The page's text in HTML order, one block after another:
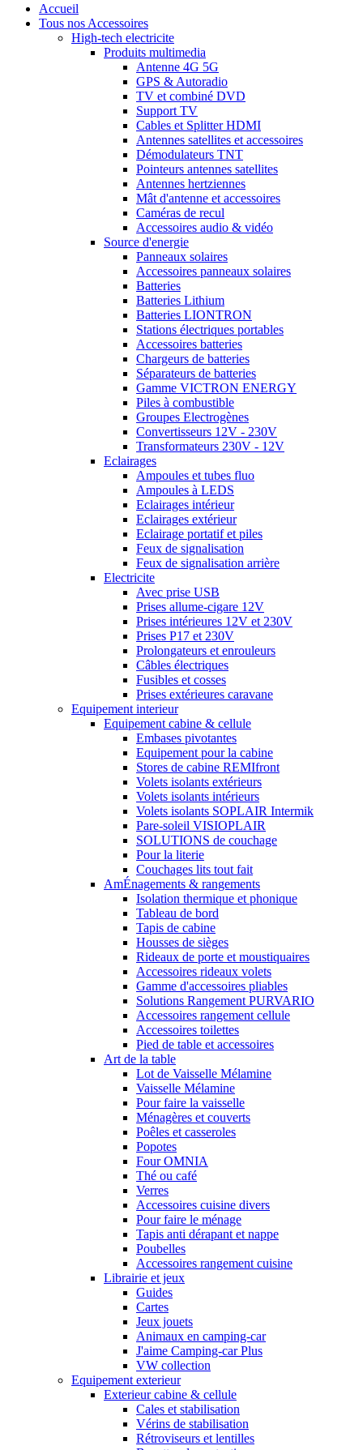
Accueil
Tous nos Accessoires
High-tech electricite
Produits multimedia
Antenne 4G 5G
GPS & Autoradio
TV et combiné DVD
Support TV
Cables et Splitter HDMI
Antennes satellites et accessoires
Démodulateurs TNT
Pointeurs antennes satellites
Antennes hertziennes
Mât d'antenne et accessoires
Caméras de recul
Accessoires audio & vidéo
Source d'energie
Panneaux solaires
Accessoires panneaux solaires
Batteries
Batteries Lithium
Batteries LIONTRON
Stations électriques portables
Accessoires batteries
Chargeurs de batteries
Séparateurs de batteries
Gamme VICTRON ENERGY
Piles à combustible
Groupes Electrogènes
Convertisseurs 12V - 230V
Transformateurs 230V - 12V
Eclairages
Ampoules et tubes fluo
Ampoules à LEDS
Eclairages intérieur
Eclairages extérieur
Eclairage portatif et piles
Feux de signalisation
Feux de signalisation arrière
Electricite
Avec prise USB
Prises allume-cigare 12V
Prises intérieures 12V et 230V
Prises P17 et 230V
Prolongateurs et enrouleurs
Câbles électriques
Fusibles et cosses
Prises extérieures caravane
Equipement interieur
Equipement cabine & cellule
Embases pivotantes
Equipement pour la cabine
Stores de cabine REMIfront
Volets isolants extérieurs
Volets isolants intérieurs
Volets isolants SOPLAIR Intermik
Pare-soleil VISIOPLAIR
SOLUTIONS de couchage
Pour la literie
Couchages lits tout fait
AmÉnagements & rangements
Isolation thermique et phonique
Tableau de bord
Tapis de cabine
Housses de sièges
Rideaux de porte et moustiquaires
Accessoires rideaux volets
Gamme d'accessoires pliables
Solutions Rangement PURVARIO
Accessoires rangement cellule
Accessoires toilettes
Pied de table et accessoires
Art de la table
Lot de Vaisselle Mélamine
Vaisselle Mélamine
Pour faire la vaisselle
Ménagères et couverts
Poêles et casseroles
Popotes
Four OMNIA
Thé ou café
Verres
Accessoires cuisine divers
Pour faire le ménage
Tapis anti dérapant et nappe
Poubelles
Accessoires rangement cuisine
Librairie et jeux
Guides
Cartes
Jeux jouets
Animaux en camping-car
J'aime Camping-car Plus
VW collection
Equipement exterieur
Exterieur cabine & cellule
Cales et stabilisation
Vérins de stabilisation
Rétroviseurs et lentilles